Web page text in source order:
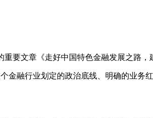
文章《走好中国特色金融发展之路，
融行业划定的政治底线、明确的业务